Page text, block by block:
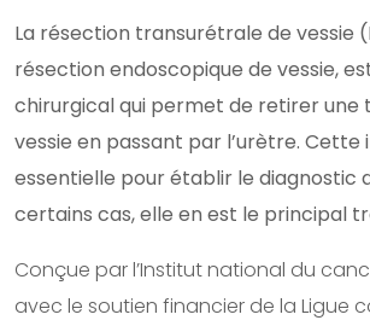
La résection transurétrale de vessie
résection endoscopique de vessie,
chirurgical qui permet de retirer une
vessie en passant par l’urètre.
essentielle pour établir le diagnostic
certains cas, elle en est le principal
Conçue par l’Institut national du
avec le soutien financier de la Ligue